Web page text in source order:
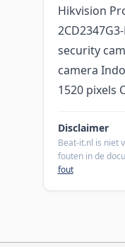
Hikvision
security
camera
1520 pixels
Disclaimer
Beat-it.nl is niet
fouten in de
fout